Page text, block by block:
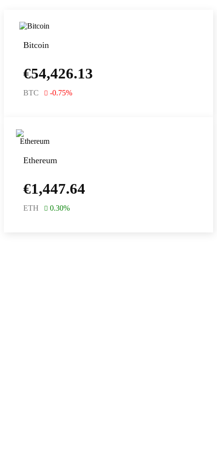
Bitcoin
€54,426.13
BTC -0.75%
Ethereum
€1,447.64
ETH 0.30%